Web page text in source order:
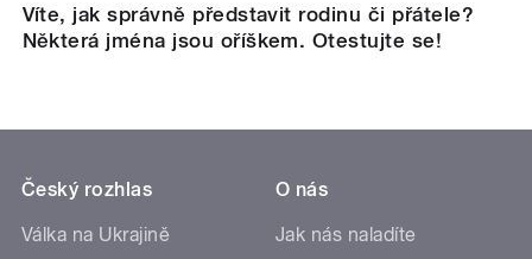
Víte, jak správně představit rodinu či přátele?
Některá jména jsou oříškem. Otestujte se!
Český rozhlas
Válka na Ukrajině
O nás
Jak nás naladíte